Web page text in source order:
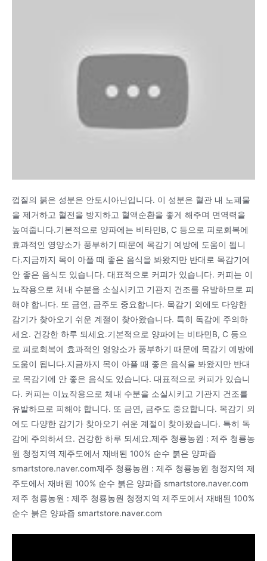
껍질의 붉은 성분은 안토시아닌입니다. 이 성분은 혈관 내 노폐물
을 제거하고 혈전을 방지하고 혈액순환을 좋게 해주며 면역력을
높여줍니다.기본적으로 양파에는 비타민B, C 등으로 피로회복에
효과적인 영양소가 풍부하기 때문에 목감기 예방에 도움이 됩니
다.지금까지 목이 아플 때 좋은 음식을 봐왔지만 반대로 목감기에
안 좋은 음식도 있습니다. 대표적으로 커피가 있습니다. 커피는 이
뇨작용으로 체내 수분을 소실시키고 기관지 건조를 유발하므로 피
해야 합니다. 또 금연, 금주도 중요합니다. 목감기 외에도 다양한
감기가 찾아오기 쉬운 계절이 찾아왔습니다. 특히 독감에 주의하
세요. 건강한 하루 되세요.기본적으로 양파에는 비타민B, C 등으
로 피로회복에 효과적인 영양소가 풍부하기 때문에 목감기 예방에
도움이 됩니다.지금까지 목이 아플 때 좋은 음식을 봐왔지만 반대
로 목감기에 안 좋은 음식도 있습니다. 대표적으로 커피가 있습니
다. 커피는 이뇨작용으로 체내 수분을 소실시키고 기관지 건조를
유발하므로 피해야 합니다. 또 금연, 금주도 중요합니다. 목감기 외
에도 다양한 감기가 찾아오기 쉬운 계절이 찾아왔습니다. 특히 독
감에 주의하세요. 건강한 하루 되세요.제주 청룡농원 : 제주 청룡농
원 청정지역 제주도에서 재배된 100% 순수 붉은 양파즙
smartstore.naver.com제주 청룡농원 : 제주 청룡농원 청정지역 제
주도에서 재배된 100% 순수 붉은 양파즙 smartstore.naver.com
제주 청룡농원 : 제주 청룡농원 청정지역 제주도에서 재배된 100%
순수 붉은 양파즙 smartstore.naver.com